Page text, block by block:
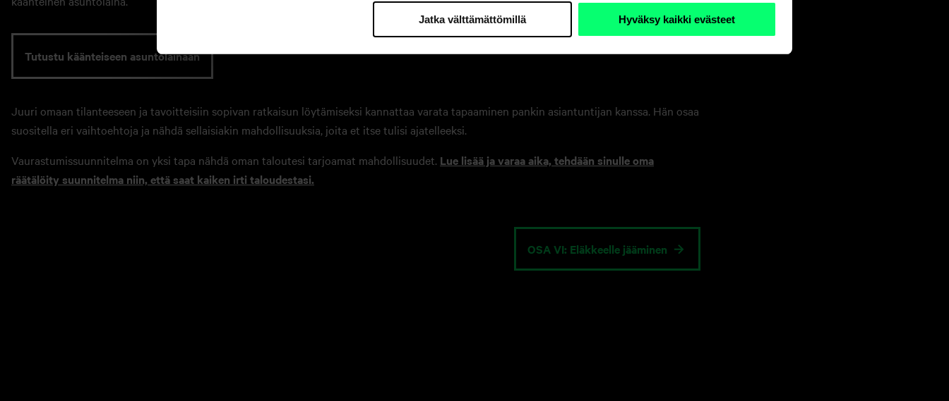
Jatka välttämättömillä Hyväksy kaikki evästeet
Tutustu käänteiseen asuntolainaan
Juuri omaan tilanteeseen ja tavoitteisiin sopivan ratkaisun löytämiseksi kannattaa varata tapaaminen pankin asiantuntijan kanssa. Hän osaa
suositella eri vaihtoehtoja ja nähdä sellaisiakin mahdollisuuksia, joita et itse tulisi ajatelleeksi.
Vaurastumissuunnitelma on yksi tapa nähdä oman taloutesi tarjoamat mahdollisuudet. Lue lisää ja varaa aika, tehdään sinulle oma
räätälöity suunnitelma niin, että saat kaiken irti taloudestasi.
OSA VI: Eläkkeelle jääminen